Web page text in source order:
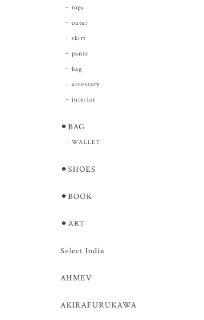
tops
outer
skirt
pants
bag
accessory
interior
⚫︎BAG
WALLET
⚫︎SHOES
⚫︎BOOK
⚫︎ART
Select India
AHMEV
AKIRAFURUKAWA